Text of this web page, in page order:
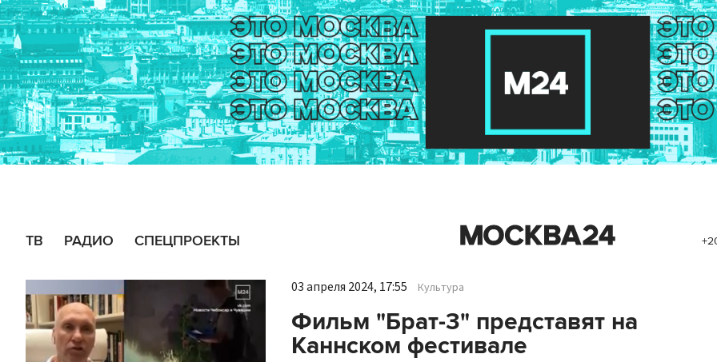
ТВ РАДИО СПЕЦПРОЕКТЫ
03 апреля 2024, 17:55 Культура
Фильм "Брат-3" представят на
Каннском фестивале